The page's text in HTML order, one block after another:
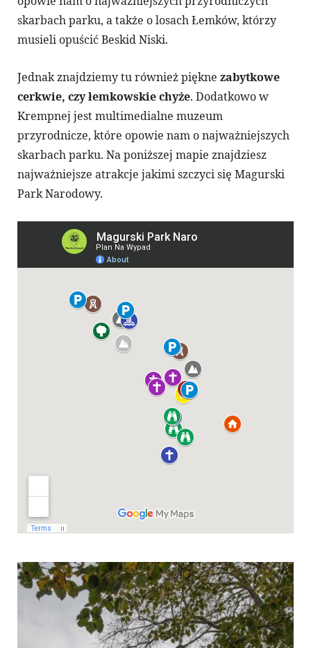
skarbach parku, a także o losach Łemków, którzy
musieli opuścić Beskid Niski.
Jednak znajdziemy tu również piękne zabytkowe
cerkwie, czy łemkowskie chyże. Dodatkowo w
Krempnej jest multimedialne muzeum
przyrodnicze, które opowie nam o najważniejszych
skarbach parku. Na poniższej mapie znajdziesz
najważniejsze atrakcje jakimi szczyci się Magurski
Park Narodowy.